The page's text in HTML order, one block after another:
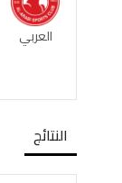
العربي
النتائج